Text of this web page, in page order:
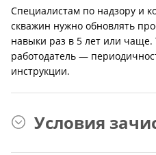
Специалистам по надзору и
скважин нужно обновлять
навыки раз в 5 лет или
работодатель —
инструкции.
Условия